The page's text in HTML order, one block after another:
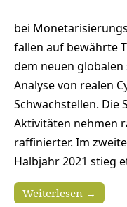
bei
fallen auf bewährte
dem neuen globalen
Analyse von realen
Schwachstellen. Die
Aktivitäten nehmen
raffinierter. Im
Halbjahr 2021 stieg
Weiterlesen →